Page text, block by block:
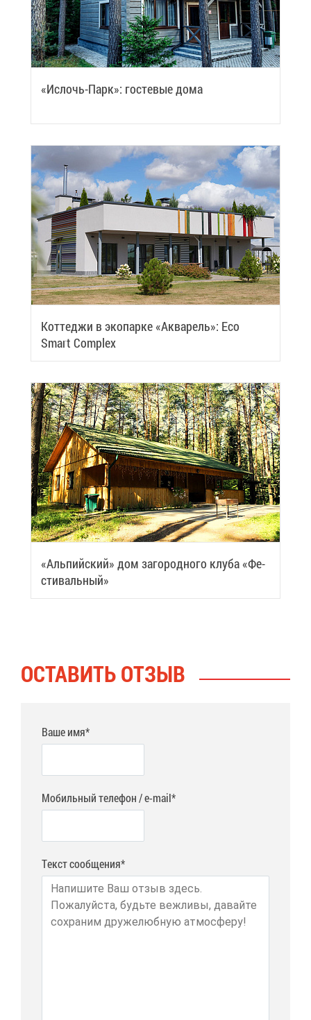
«Ис­лочь-Парк»: го­сте­вые до­ма
Кот­те­джи в эко­пар­ке «Ак­ва­рель»: Eco
Smart Complex
«Аль­пий­ский» дом за­го­род­но­го клу­ба «Фе­
сти­валь­ный»
ОСТА­ВИТЬ ОТ­ЗЫВ
Ваше имя*
Мобильный телефон / e-mail*
Текст сообщения*